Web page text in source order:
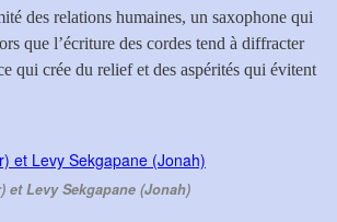
des relations humaines, un saxophone qui
que l’écriture des cordes tend à diffracter
qui crée du relief et des aspérités qui évitent
Levy Sekgapane (Jonah)